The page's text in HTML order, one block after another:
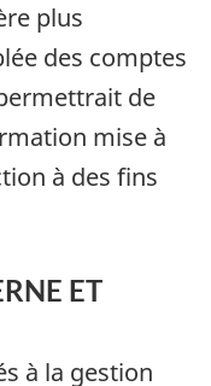
plus
des comptes
de
mise à
à des fins
ET
à la gestion